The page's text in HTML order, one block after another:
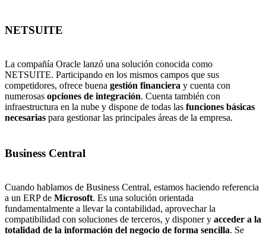
NETSUITE
La compañía Oracle lanzó una solución conocida como
NETSUITE. Participando en los mismos campos que sus
competidores, ofrece buena gestión financiera y cuenta con
numerosas opciones de integración. Cuenta también con
infraestructura en la nube y dispone de todas las funciones básicas
necesarias para gestionar las principales áreas de la empresa.
Business Central
Cuando hablamos de Business Central, estamos haciendo referencia
a un ERP de Microsoft. Es una solución orientada
fundamentalmente a llevar la contabilidad, aprovechar la
compatibilidad con soluciones de terceros, y disponer y acceder a la
totalidad de la información del negocio de forma sencilla. Se